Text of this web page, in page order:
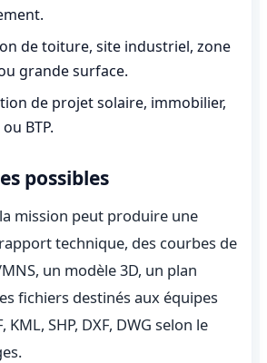
de toiture, site industriel, zone
grande surface.
de projet solaire, immobilier,
BTP.
possibles
mission peut produire une
technique, des courbes de
un modèle 3D, un plan
fichiers destinés aux équipes
KML, SHP, DXF, DWG selon le